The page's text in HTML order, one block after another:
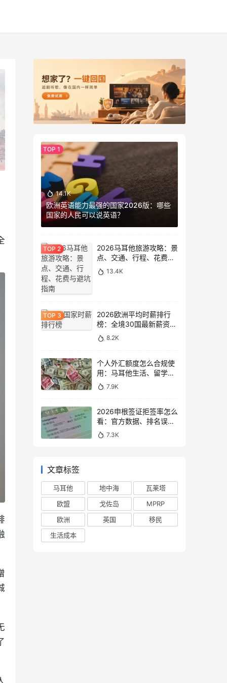
14.1K
欧洲英语能力最强的国家2026版：哪些
国家的人民可以说英语？
2026马耳他旅游攻略：景
点、交通、行程、花费与
避坑指南
13.4K
2026欧洲平均时薪排行
榜：全境30国最新薪资数
据大盘点
8.2K
个人外汇额度怎么合规使
用：马耳他生活、留学与
移民场景说明
7.9K
2026申根签证拒签率怎么
看：官方数据、排名误区
和申请避坑
7.3K
文章标签
马耳他 地中海
瓦莱塔
欧盟
戈佐岛
MPRP
欧洲
英国
移民
生活成本